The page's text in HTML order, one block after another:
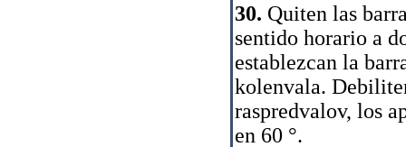
30. Quiten las
sentido horario a
establezcan la
kolenvala.
raspredvalov, los
en 60 °.